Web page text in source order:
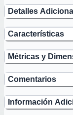
Detalles
Características
Métricas y
Comentarios
Información